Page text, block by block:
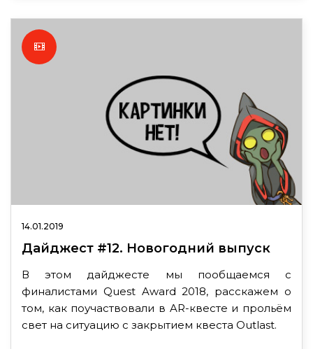
14.01.2019
Дайджест #12. Новогодний выпуск
В этом дайджесте мы пообщаемся с
финалистами Quest Award 2018, расскажем о
том, как поучаствовали в AR-квесте и прольём
свет на ситуацию с закрытием квеста Outlast.